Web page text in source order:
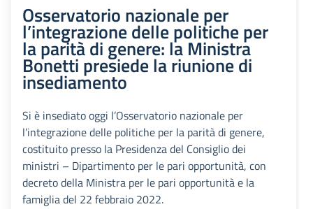
Osservatorio nazionale per
l’integrazione delle politiche per
la parità di genere: la Ministra
Bonetti presiede la riunione di
insediamento
Si è insediato oggi l’Osservatorio nazionale per
l’integrazione delle politiche per la parità di genere,
costituito presso la Presidenza del Consiglio dei
ministri – Dipartimento per le pari opportunità, con
decreto della Ministra per le pari opportunità e la
famiglia del 22 febbraio 2022.